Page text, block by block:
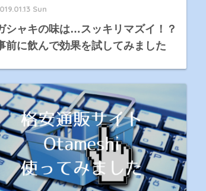
Sun
シャキの味は…スッキリマズイ！？
前に飲んで効果を試してみました